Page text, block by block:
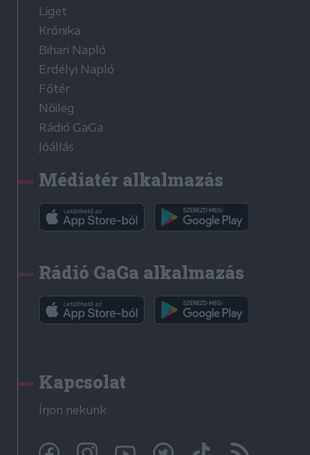
Liget
Krónika
Bihari Napló
Erdélyi Napló
Főtér
Nőileg
Rádió GaGa
Jóállás
Médiatér alkalmazás
Rádió GaGa alkalmazás
Kapcsolat
Írjon nekünk